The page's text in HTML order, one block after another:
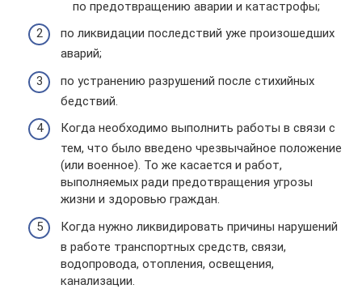
по предотвращению аварии и катастрофы;
по ликвидации последствий уже произошедших
аварий;
по устранению разрушений после стихийных
бедствий.
Когда необходимо выполнить работы в связи с
тем, что было введено чрезвычайное положение
(или военное). То же касается и работ,
выполняемых ради предотвращения угрозы
жизни и здоровью граждан.
Когда нужно ликвидировать причины нарушений
в работе транспортных средств, связи,
водопровода, отопления, освещения,
канализации.